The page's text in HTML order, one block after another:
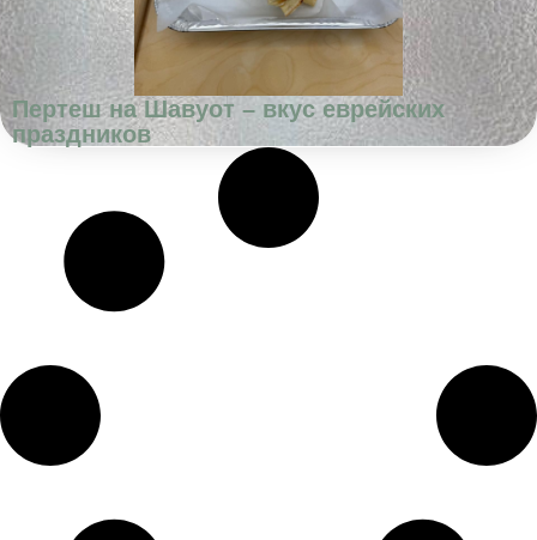
Пертеш на Шавуот – вкус еврейских
праздников